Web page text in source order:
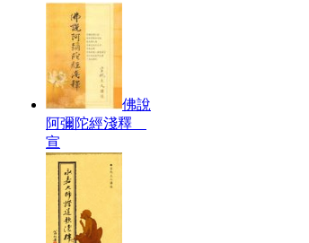
佛說
阿彌陀經淺釋
宣